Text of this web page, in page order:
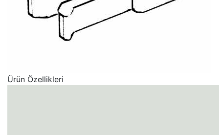
Ürün Özellikleri